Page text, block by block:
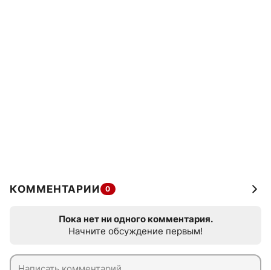
КОММЕНТАРИИ 0
Пока нет ни одного комментария.
Начните обсуждение первым!